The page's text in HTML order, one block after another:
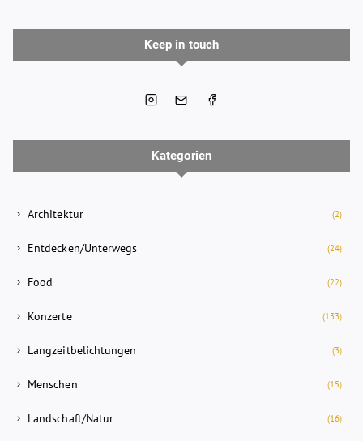
Keep in touch
Kategorien
Architektur (2)
Entdecken/Unterwegs (24)
Food (22)
Konzerte (133)
Langzeitbelichtungen (3)
Menschen (15)
Landschaft/Natur (16)